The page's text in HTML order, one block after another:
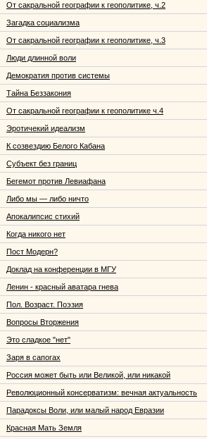
От сакральной географии к геополитике, ч.2
Загадка социализма
От сакральной географии к геополитике, ч.3
Люди длинной воли
Демократия против системы
Тайна Беззакония
От сакральной географии к геополитике ч.4
Эротичекий идеализм
К созвездию Белого Кабана
Субъект без границ
Бегемот против Левиафана
Либо мы — либо ничто
Апокалипсис стихий
Когда никого нет
Пост Модерн?
Доклад на конференции в МГУ
Ленин - красный аватара гнева
Пол. Возраст. Поэзия
Вопросы Вторжения
Это сладкое "нет"
Заря в сапогах
Россия может быть или Великой, или никакой
Революционный консерватизм: вечная актуальность
Парадоксы Воли, или малый народ Евразии
Красная Мать Земля